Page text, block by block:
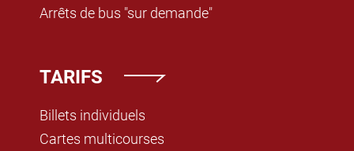
Arrêts de bus "sur demande"
TARIFS
Billets individuels
Cartes multicourses